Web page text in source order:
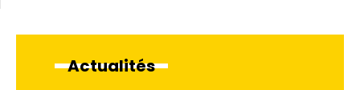
Actualités